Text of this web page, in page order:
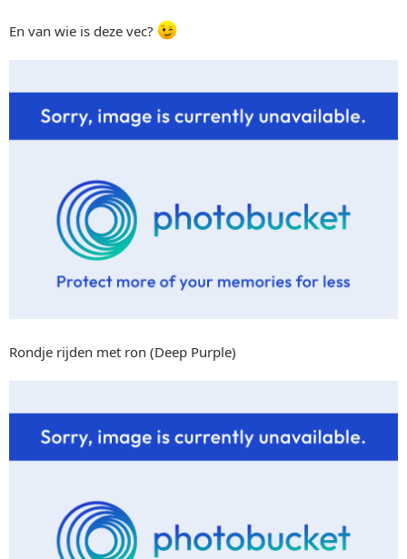
En van wie is deze vec?
Rondje rijden met ron (Deep Purple)